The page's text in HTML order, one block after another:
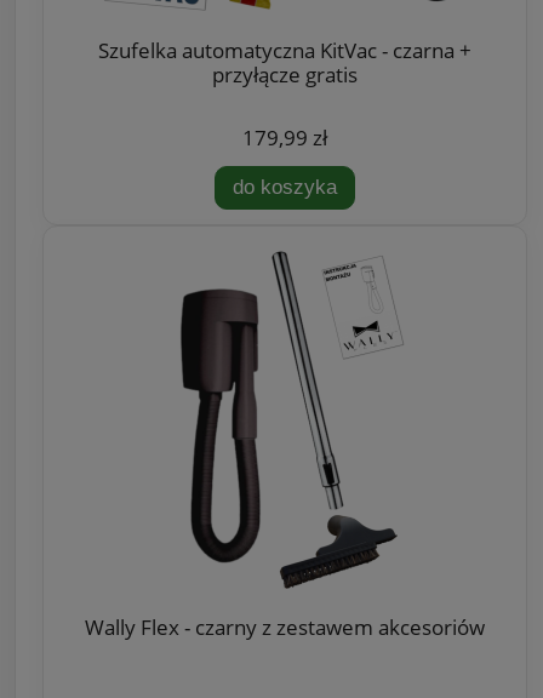
Szufelka automatyczna KitVac - czarna +
przyłącze gratis
179,99 zł
do koszyka
Wally Flex - czarny z zestawem akcesoriów